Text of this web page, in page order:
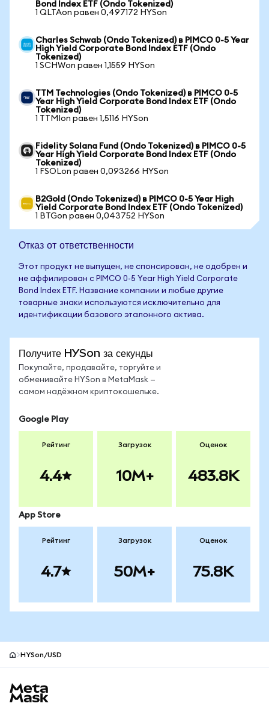
Bond Index ETF (Ondo Tokenized)
1 QLTAon равен 0,497172 HYSon
Charles Schwab (Ondo Tokenized) в PIMCO 0-5 Year
High Yield Corporate Bond Index ETF (Ondo
Tokenized)
1 SCHWon равен 1,1559 HYSon
TTM Technologies (Ondo Tokenized) в PIMCO 0-5
Year High Yield Corporate Bond Index ETF (Ondo
Tokenized)
1 TTMIon равен 1,5116 HYSon
Fidelity Solana Fund (Ondo Tokenized) в PIMCO 0-5
Year High Yield Corporate Bond Index ETF (Ondo
Tokenized)
1 FSOLon равен 0,093266 HYSon
B2Gold (Ondo Tokenized) в PIMCO 0-5 Year High
Yield Corporate Bond Index ETF (Ondo Tokenized)
1 BTGon равен 0,043752 HYSon
Отказ от ответственности
Этот продукт не выпущен, не спонсирован, не одобрен и
не аффилирован с PIMCO 0-5 Year High Yield Corporate
Bond Index ETF. Название компании и любые другие
товарные знаки используются исключительно для
идентификации базового эталонного актива.
Получите HYSon за секунды
Покупайте, продавайте, торгуйте и
обменивайте HYSon в MetaMask —
самом надёжном криптокошельке.
Google Play
Рейтинг
4.4
Загрузок
10M+
Оценок
483.8K
App Store
Рейтинг
4.7
Загрузок
50M+
Оценок
75.8K
HYSon/USD